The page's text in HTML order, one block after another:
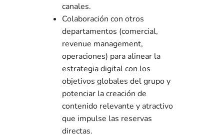
canales.
Colaboración con otros
departamentos (comercial,
revenue management,
operaciones) para alinear la
estrategia digital con los
objetivos globales del grupo y
potenciar la creación de
contenido relevante y atractivo
que impulse las reservas
directas.